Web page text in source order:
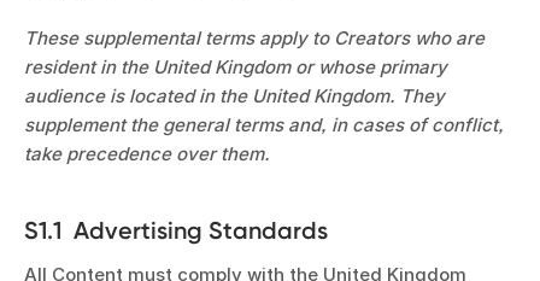
These supplemental terms apply to Creators who are
resident in the United Kingdom or whose primary
audience is located in the United Kingdom. They
supplement the general terms and, in cases of conflict,
take precedence over them.
S1.1 Advertising Standards
All Content must comply with the United Kingdom